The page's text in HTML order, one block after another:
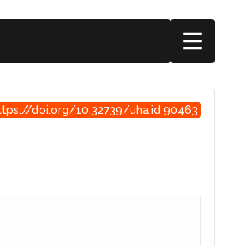
doi.org/10.32739/uha.id.90463